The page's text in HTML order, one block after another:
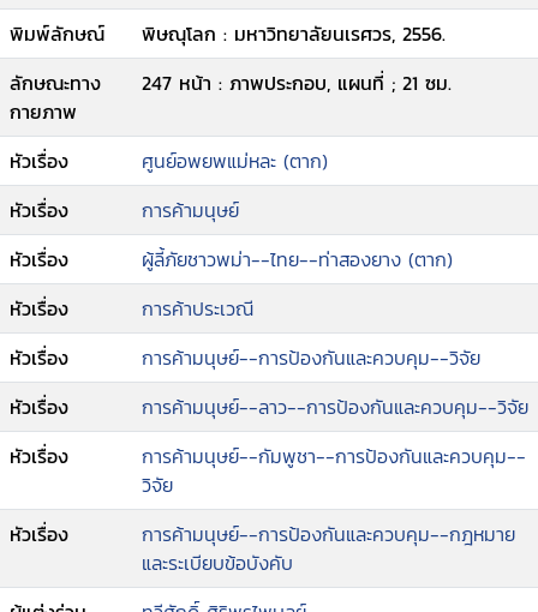
พิมพ์ลักษณ์
พิษณุโลก : มหาวิทยาลัยนเรศวร, 2556.
ลักษณะทาง
กายภาพ
247 หน้า : ภาพประกอบ, แผนที่ ; 21 ซม.
หัวเรื่อง
ศูนย์อพยพแม่หละ (ตาก)
หัวเรื่อง
การค้ามนุษย์
หัวเรื่อง
ผู้ลี้ภัยชาวพม่า--ไทย--ท่าสองยาง (ตาก)
หัวเรื่อง
การค้าประเวณี
หัวเรื่อง
การค้ามนุษย์--การป้องกันและควบคุม--วิจัย
หัวเรื่อง
การค้ามนุษย์--ลาว--การป้องกันและควบคุม--วิจัย
หัวเรื่อง
การค้ามนุษย์--กัมพูชา--การป้องกันและควบคุม--
วิจัย
หัวเรื่อง
การค้ามนุษย์--การป้องกันและควบคุม--กฎหมาย
และระเบียบข้อบังคับ